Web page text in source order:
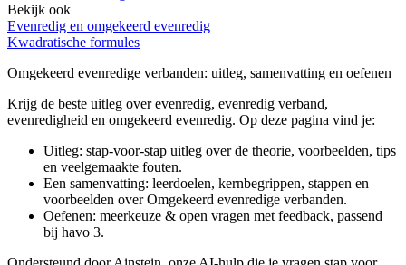
Bekijk ook
Evenredig en omgekeerd evenredig
Kwadratische formules
Omgekeerd evenredige verbanden: uitleg, samenvatting en oefenen
Krijg de beste uitleg over evenredig, evenredig verband,
evenredigheid en omgekeerd evenredig. Op deze pagina vind je:
Uitleg: stap-voor-stap uitleg over de theorie, voorbeelden, tips
en veelgemaakte fouten.
Een samenvatting: leerdoelen, kernbegrippen, stappen en
voorbeelden overOmgekeerd evenredige verbanden.
Oefenen: meerkeuze & open vragen met feedback, passend
bij havo 3.